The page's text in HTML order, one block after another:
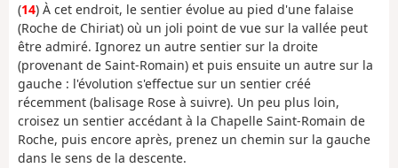
(14) À cet endroit, le sentier évolue au pied d'une falaise
(Roche de Chiriat) où un joli point de vue sur la vallée peut
être admiré. Ignorez un autre sentier sur la droite
(provenant de Saint-Romain) et puis ensuite un autre sur la
gauche : l'évolution s'effectue sur un sentier créé
récemment (balisage Rose à suivre). Un peu plus loin,
croisez un sentier accédant à la Chapelle Saint-Romain de
Roche, puis encore après, prenez un chemin sur la gauche
dans le sens de la descente.